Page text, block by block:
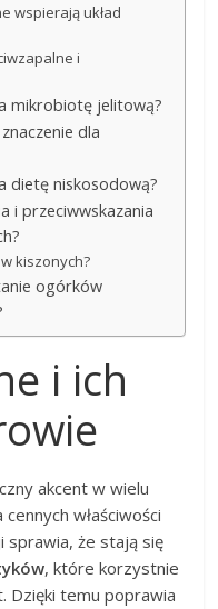
wspierają układ
i
mikrobiotę jelitową?
dla
dietę niskosodową?
i przeciwwskazania
kiszonych?
ogórków
i ich
akcent w wielu
właściwości
sprawia, że stają się
, które korzystnie
Dzięki temu poprawia